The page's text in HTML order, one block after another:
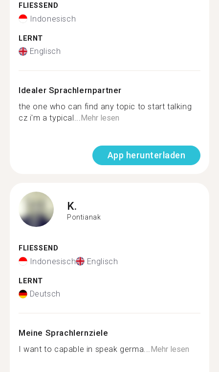
FLIESSEND
Indonesisch
LERNT
Englisch
Idealer Sprachlernpartner
the one who can find any topic to start talking
cz i'm a typical...Mehr lesen
App herunterladen
K.
Pontianak
FLIESSEND
Indonesisch Englisch
LERNT
Deutsch
Meine Sprachlernziele
I want to capable in speak germa...Mehr lesen